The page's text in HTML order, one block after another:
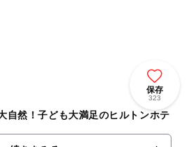
保存
323
自然！子ども大満足のヒルトンホテ